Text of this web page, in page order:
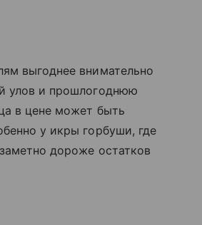
выгоднее внимательно
улов и прошлогоднюю
в цене может быть
у икры горбуши, где
дороже остатков